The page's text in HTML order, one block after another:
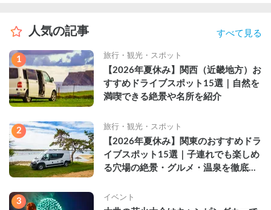
人気の記事 すべて見る
1 旅行・観光・スポット
【2026年夏休み】関西（近畿地方）お
すすめドライブスポット15選｜自然を
満喫できる絶景や名所を紹介
2 旅行・観光・スポット
【2026年夏休み】関東のおすすめドラ
イブスポット15選｜子連れでも楽しめ
る穴場の絶景・グルメ・温泉を徹底解
3 イベント